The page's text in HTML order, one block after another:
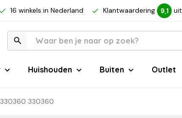
16 winkels in Nederland Klantwaardering 9,1 uit
Huishouden Buiten Outlet
330360 330360